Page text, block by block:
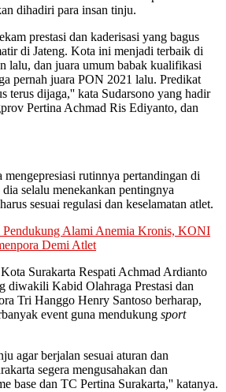
dihadiri para insan tinju.
prestasi dan kaderisasi yang bagus
di Jateng. Kota ini menjadi terbaik di
lalu, dan juara umum babak kualifikasi
pernah juara PON 2021 lalu. Predikat
terus dijaga,'' kata Sudarsono yang hadir
Pertina Achmad Ris Ediyanto, dan
mengepresiasi rutinnya pertandingan di
selalu menekankan pentingnya
sesuai regulasi dan keselamatan atlet.
Pendukung Alami Anemia Kronis, KONI
Demi Atlet
Surakarta Respati Achmad Ardianto
diwakili Kabid Olahraga Prestasi dan
Tri Hanggo Henry Santoso berharap,
event guna mendukung sport
agar berjalan sesuai aturan dan
segera mengusahakan dan
base dan TC Pertina Surakarta,'' katanya.